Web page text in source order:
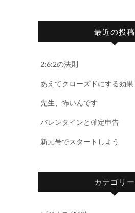
最近の投稿
2:6:2の法則
あえてクローズドにする効果
先生、怖いんです
バレンタインと確定申告
新元号でスタートしよう
カテゴリー